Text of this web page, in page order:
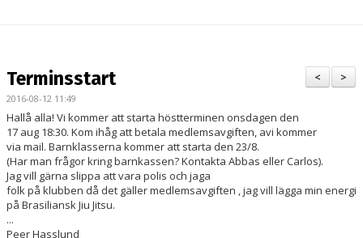
TRÄNINGSSCHEMA
VÅRA INSTRUKTÖRER
LOKALEN
MERCH
KONTAKT
>
<
Terminsstart
2016-08-12 11:49
Hallå alla! Vi kommer att starta höstterminen onsdagen den
17 aug 18:30. Kom ihåg att betala medlemsavgiften, avi kommer
via mail. Barnklasserna kommer att starta den 23/8.
(Har man frågor kring barnkassen? Kontakta Abbas eller Carlos).
Jag vill gärna slippa att vara polis och jaga
folk på klubben då det gäller medlemsavgiften , jag vill lägga min energi
på Brasiliansk Jiu Jitsu.
...
Peer Hasslund